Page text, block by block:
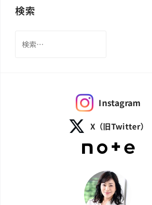
検索
索:
Instagram
X（旧Twitter）